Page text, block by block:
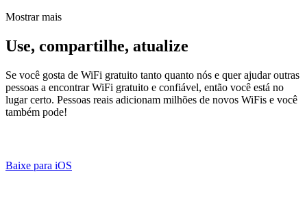
Mostrar mais
Use, compartilhe, atualize
Se você gosta de WiFi gratuito tanto quanto nós e quer ajudar outras
pessoas a encontrar WiFi gratuito e confiável, então você está no
lugar certo. Pessoas reais adicionam milhões de novos WiFis e você
também pode!
Baixe para iOS